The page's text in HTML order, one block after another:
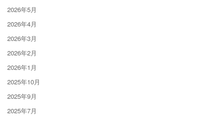
2026年5月
2026年4月
2026年3月
2026年2月
2026年1月
2025年10月
2025年9月
2025年7月